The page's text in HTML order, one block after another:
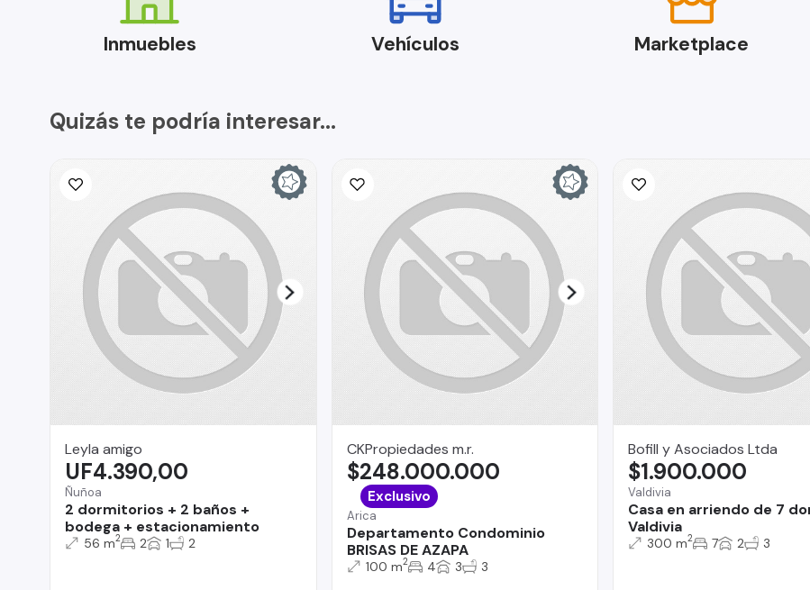
Inmuebles Vehículos Marketplace
Quizás te podría interesar...
Leyla amigo
Ñuñoa
2 dormitorios + 2 baños +
bodega + estacionamiento
UF4.390,00
56 m2 2 1 2
CKPropiedades m.r.
Arica
Departamento Condominio
BRISAS DE AZAPA
$248.000.000
Exclusivo
100 m2 4 3 3
Bofill y Asociados Ltda
Valdivia
Casa en arriendo de 7
Valdivia
$1.900.000
300 m2 7 2 3